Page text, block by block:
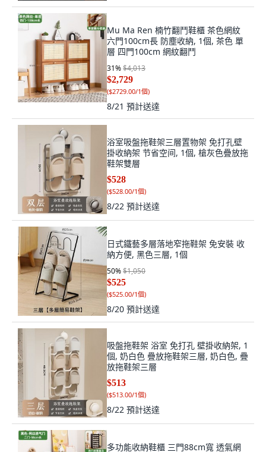
Mu Ma Ren 楠竹翻鬥鞋櫃 茶色網紋
六門100cm長 防塵收納, 1個, 茶色 單
層 四門100cm 網紋翻鬥
31%$4,013
$2,729
($2729.00/1個)
8/21 預計送達
浴室吸盤拖鞋架三層置物架 免打孔壁
掛收納架 节省空间, 1個, 槍灰色疊放拖
鞋架雙層
$528
($528.00/1個)
8/22 預計送達
日式鐵藝多層落地窄拖鞋架 免安裝 收
納方便, 黑色三層, 1個
50%$1,050
$525
($525.00/1個)
8/20 預計送達
吸盤拖鞋架 浴室 免打孔 壁掛收納架, 1
個, 奶白色 疊放拖鞋架三層, 奶白色, 疊
放拖鞋架三層
$513
($513.00/1個)
8/22 預計送達
多功能收納鞋櫃 三門88cm寬 透氣網